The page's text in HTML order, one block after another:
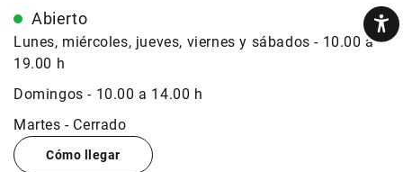
Abierto
Lunes, miércoles, jueves, viernes y sábados - 10.00 a
19.00 h
Domingos - 10.00 a 14.00 h
Martes - Cerrado
Cómo llegar